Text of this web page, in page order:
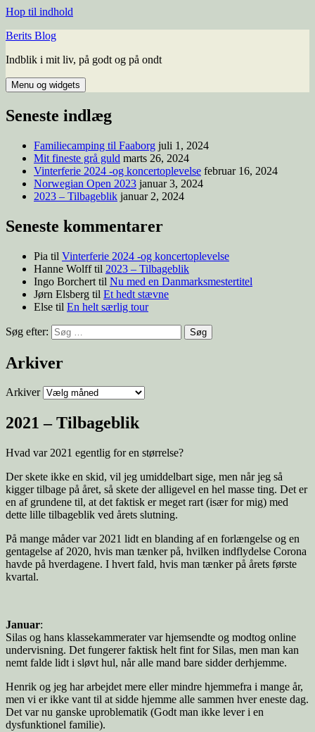
Hop til indhold
Berits Blog
Indblik i mit liv, på godt og på ondt
Menu og widgets
Seneste indlæg
Familiecamping til Faaborg juli 1, 2024
Mit fineste grå guld marts 26, 2024
Vinterferie 2024 -og koncertoplevelse februar 16, 2024
Norwegian Open 2023 januar 3, 2024
2023 – Tilbageblik januar 2, 2024
Seneste kommentarer
Pia til Vinterferie 2024 -og koncertoplevelse
Hanne Wolfftil 2023 – Tilbageblik
Ingo Borchert til Nu med en Danmarksmestertitel
Jørn Elsberg til Et hedt stævne
Else til En helt særlig tour
Søg efter:
Arkiver
Arkiver
2021 – Tilbageblik
Hvad var 2021 egentlig for en størrelse?
Der skete ikke en skid, vil jeg umiddelbart sige, men når jeg så
kigger tilbage på året, så skete der alligevel en hel masse ting. Det er
en af grundene til, at det faktisk er meget rart (især for mig) med
dette lille tilbageblik ved årets slutning.
På mange måder var 2021 lidt en blanding af en forlængelse og en
gentagelse af 2020, hvis man tænker på, hvilken indflydelse Corona
havde på hverdagene. I hvert fald, hvis man tænker på årets første
kvartal.
Januar:
Silas og hans klassekammerater var hjemsendte og modtog online
undervisning. Det fungerer faktisk helt fint for Silas, men man kan
nemt falde lidt i sløvt hul, når alle mand bare sidder derhjemme.
Henrik og jeg har arbejdet mere eller mindre hjemmefra i mange år,
men vi er ikke vant til at sidde hjemme alle sammen hver eneste dag.
Det var nu ganske uproblematik (Godt man ikke lever i en
dysfunktionel familie).